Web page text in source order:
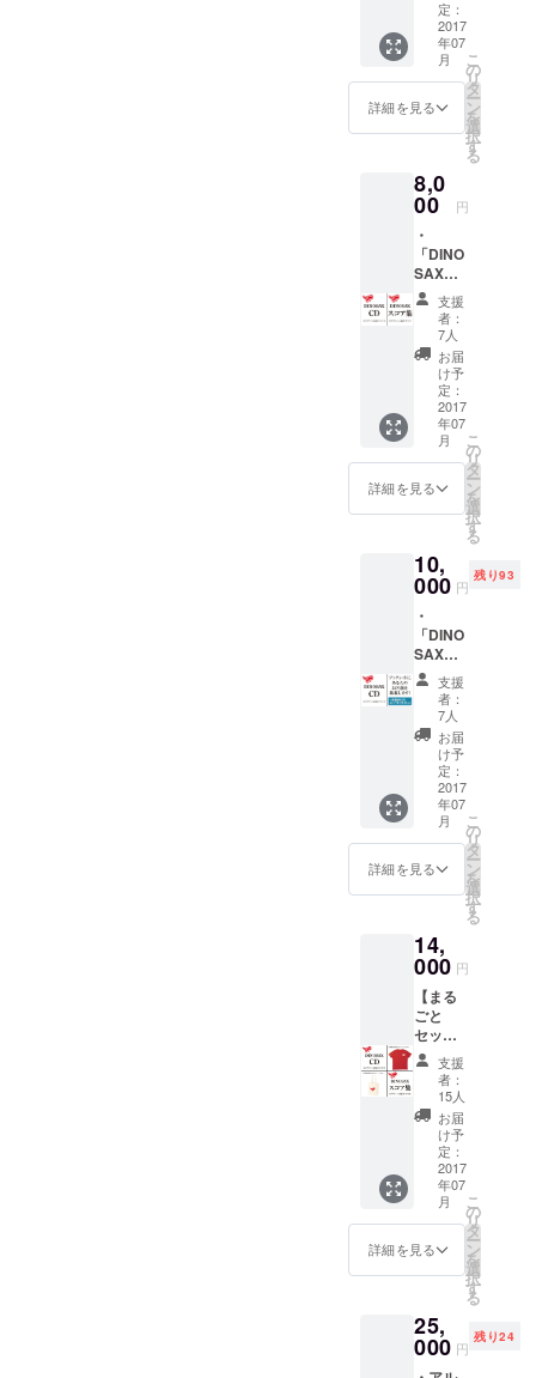
m（船
底）
アルバ
ムに収
録され
る全11
曲のス
コア
を、１
冊にま
楽譜集
です。
（※パー
ト譜は
付いて
おりま
せ
ん。）
定：
2017
年07
月
詳細を見る
こ
の
リ
タ
ー
ン
を
選
択
す
る
8,0
00 円
・
「DINO
SAX」
本多俊
之 直筆
サイン
入り CD
（※カ
バービ
ニール
は開封
済みに
なって
しまい
ますの
でご了
い） ・
「DINO
SAX」
本多俊
之 直筆
サイン
入り ス
コア集
アルバ
ムに収
録され
ている
全11曲
のスコ
アを、
１冊に
まとめ
（※パー
ト譜は
付いて
おりま
せ
ん。）
支援
者：
7人
お届
け予
定：
2017
年07
月
詳細を見る
こ
の
リ
タ
ー
ン
を
選
択
す
る
10,
000 円
残り93
・
「DINO
SAX」
本多俊
之 直筆
サイン
入りCD
・CDの
ブック
レット
に、あ
なたの
お名前
を掲載
しま
す！ ※
の掲載
は、
2017年
5月7日
（日）
までに
リター
ンを押
してい
ただい
た方の
みとな
りま
す。 5
月8日
（月）
以降に
合、CD
のみの
お届け
支援
者：
7人
お届
け予
定：
2017
年07
月
詳細を見る
こ
の
リ
タ
ー
ン
を
選
択
す
る
14,
000 円
【まる
ごと
セッ
ト】 ・
「DINO
SAX」
本多俊
之 直筆
サイン
入り CD
（※カ
バービ
ニール
は開封
済みに
なって
ますの
でご了
承下さ
支援
者：
15人
お届
け予
定：
2017
年07
月
詳細を見る
こ
の
リ
タ
ー
ン
を
選
択
す
る
25,
000 円
残り24